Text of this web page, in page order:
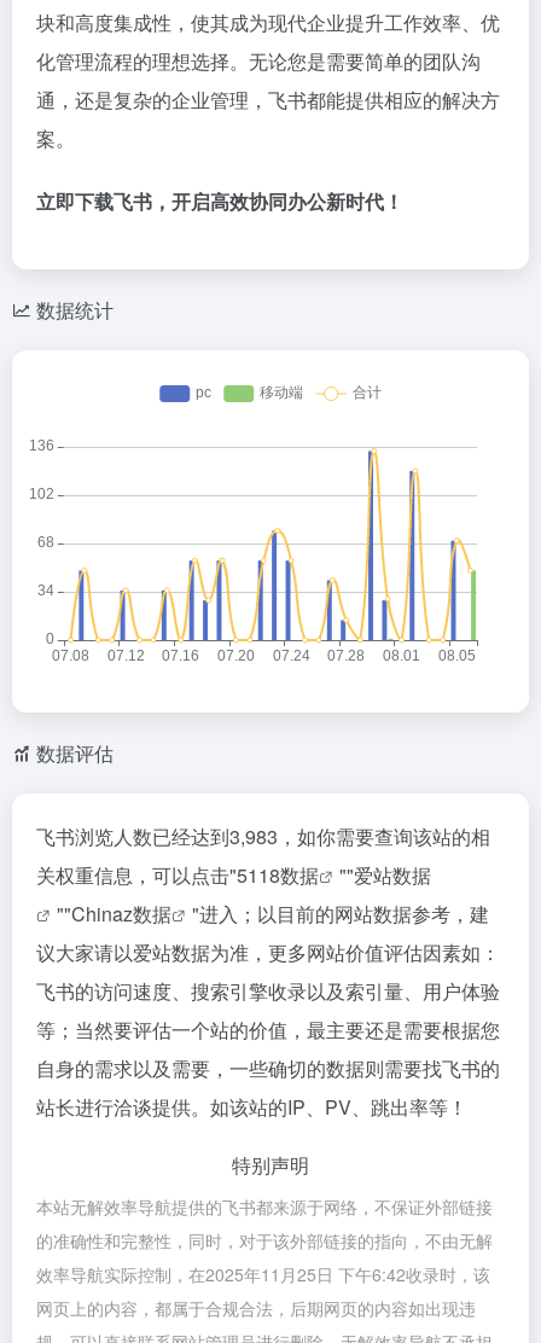
块和高度集成性，使其成为现代企业提升工作效率、优
化管理流程的理想选择。无论您是需要简单的团队沟
通，还是复杂的企业管理，飞书都能提供相应的解决方
案。
立即下载飞书，开启高效协同办公新时代！
数据统计
数据评估
飞书浏览人数已经达到3,983，如你需要查询该站的相
关权重信息，可以点击"5118数据 ""爱站数据
""Chinaz数据
"进入；以目前的网站数据参考，建
议大家请以爱站数据为准，更多网站价值评估因素如：
飞书的访问速度、搜索引擎收录以及索引量、用户体验
等；当然要评估一个站的价值，最主要还是需要根据您
自身的需求以及需要，一些确切的数据则需要找飞书的
站长进行洽谈提供。如该站的IP、PV、跳出率等！
特别声明
本站无解效率导航提供的飞书都来源于网络，不保证外部链接
的准确性和完整性，同时，对于该外部链接的指向，不由无解
效率导航实际控制，在2025年11月25日 下午6:42收录时，该
网页上的内容，都属于合规合法，后期网页的内容如出现违